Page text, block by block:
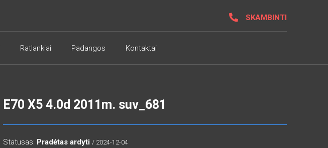
SKAMBINTI
Ratlankiai Padangos Kontaktai
E70 X5 4.0d 2011m. suv_681
Statusas: Pradėtas ardyti / 2024-12-04